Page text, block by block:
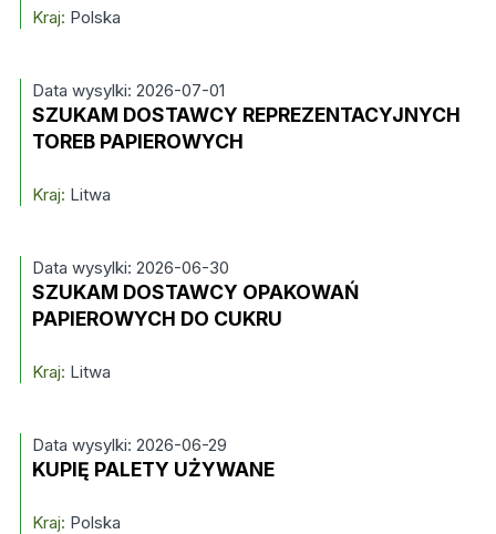
Kraj: Polska
Data wysylki: 2026-07-01
SZUKAM DOSTAWCY REPREZENTACYJNYCH
TOREB PAPIEROWYCH
Kraj: Litwa
Data wysylki: 2026-06-30
SZUKAM DOSTAWCY OPAKOWAŃ
PAPIEROWYCH DO CUKRU
Kraj: Litwa
Data wysylki: 2026-06-29
KUPIĘ PALETY UŻYWANE
Kraj: Polska